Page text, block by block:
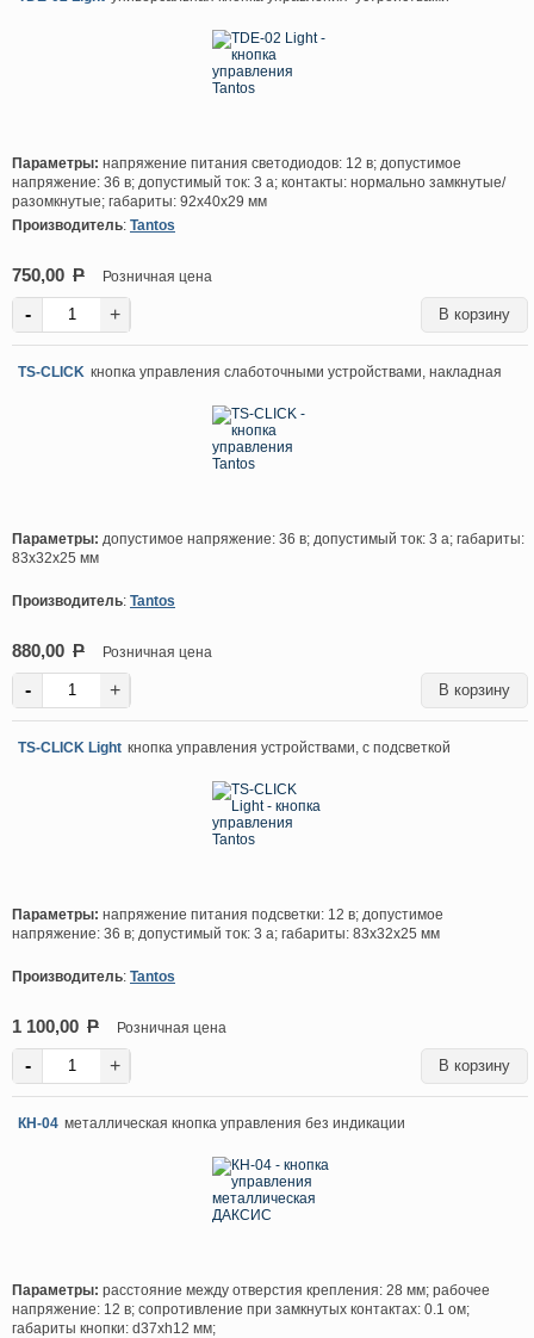
Параметры: напряжение питания светодиодов: 12 в; допустимое
напряжение: 36 в; допустимый ток: 3 а; контакты: нормально замкнутые/
разомкнутые; габариты: 92х40х29 мм
Производитель: Tantos
750,00 P Розничная цена
- +
TS-CLICK кнопка управления слаботочными устройствами, накладная
Параметры: допустимое напряжение: 36 в; допустимый ток: 3 а; габариты:
83х32х25 мм
Производитель: Tantos
880,00 P Розничная цена
- +
TS-CLICK Light кнопка управления устройствами, с подсветкой
Параметры: напряжение питания подсветки: 12 в; допустимое
напряжение: 36 в; допустимый ток: 3 а; габариты: 83х32х25 мм
Производитель: Tantos
1 100,00 P Розничная цена
- +
КН-04 металлическая кнопка управления без индикации
Параметры: расстояние между отверстия крепления: 28 мм; рабочее
напряжение: 12 в; сопротивление при замкнутых контактах: 0.1 ом;
габариты кнопки: d37хh12 мм;